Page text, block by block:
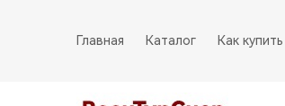
Главная Каталог Как купить